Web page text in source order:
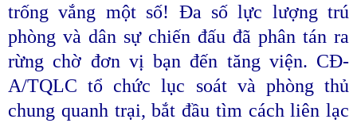
trống vắng một số! Đa số lực lượng trú
phòng và dân sự chiến đấu đã phân tán ra
rừng chờ đơn vị bạn đến tăng viện. CĐ-
A/TQLC tổ chức lục soát và phòng thủ
chung quanh trại, bắt đầu tìm cách liên lạc